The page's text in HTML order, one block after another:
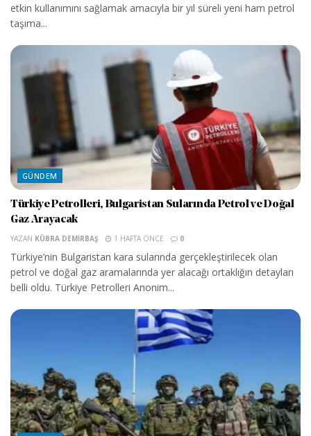
etkin kullanımını sağlamak amacıyla bir yıl süreli yeni ham petrol
taşıma...
GÜNDEM
Türkiye Petrolleri, Bulgaristan Sularında Petrol ve Doğal
Gaz Arayacak
YAZAN KÜBRA DEMIRBAŞ 1 HAFTA ÖNCE 0
Türkiye’nin Bulgaristan kara sularında gerçekleştirilecek olan
petrol ve doğal gaz aramalarında yer alacağı ortaklığın detayları
belli oldu. Türkiye Petrolleri Anonim...